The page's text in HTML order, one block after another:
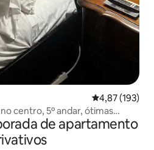
4,87 de uma
4,87 (193)
centro, 5º andar, ótimas
de apartamento